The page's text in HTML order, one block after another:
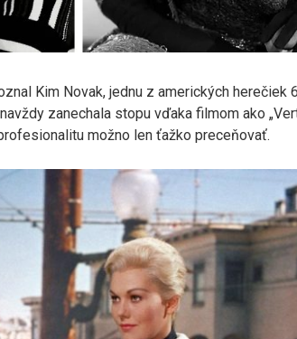
Kim Novak, jednu z amerických herečiek
zanechala stopu vďaka filmom ako
možno len ťažko preceňovať.